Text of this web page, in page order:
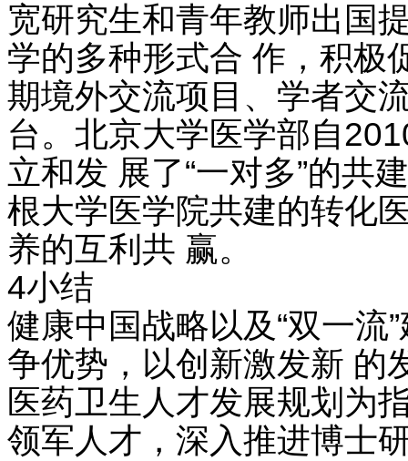
宽研究生和青年教师出国
学的多种形式合 作，积极
期境外交流项目、学者交
台。北京大学医学部自
立和发 展了“一对多”的共
根大学医学院共建的转化
养的互利共 赢。
4小结
健康中国战略以及“双一流
争优势，以创新激发新 的
医药卫生人才发展规划为
领军人才，深入推进博士